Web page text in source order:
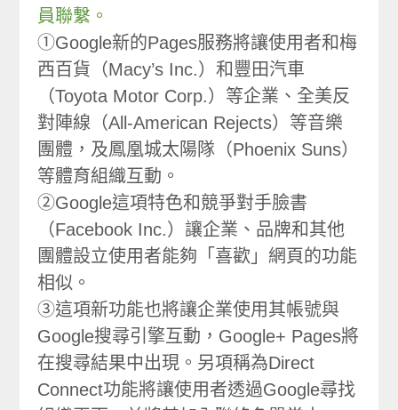
員聯繫。
①Google新的Pages服務將讓使用者和梅
西百貨（Macy’s Inc.）和豐田汽車
（Toyota Motor Corp.）等企業、全美反
對陣線（All-American Rejects）等音樂
團體，及鳳凰城太陽隊（Phoenix Suns）
等體育組織互動。
②Google這項特色和競爭對手臉書
（Facebook Inc.）讓企業、品牌和其他
團體設立使用者能夠「喜歡」網頁的功能
相似。
③這項新功能也將讓企業使用其帳號與
Google搜尋引擎互動，Google+ Pages將
在搜尋結果中出現。另項稱為Direct
Connect功能將讓使用者透過Google尋找